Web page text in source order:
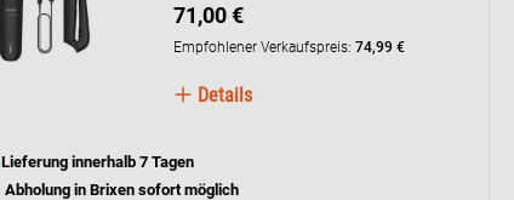
71,00 €
Empfohlener Verkaufspreis:74,99 €
Details
Lieferung innerhalb 7 Tagen
Abholung in Brixen sofort möglich